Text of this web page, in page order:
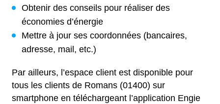
Obtenir des conseils pour réaliser des
économies d’énergie
Mettre à jour ses coordonnées (bancaires,
adresse, mail, etc.)
Par ailleurs, l’espace client est disponible pour
tous les clients de Romans (01400) sur
smartphone en téléchargeant l’application Engie